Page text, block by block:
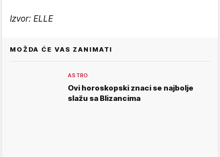
Izvor: ELLE
MOŽDA ĆE VAS ZANIMATI
ASTRO
Ovi horoskopski znaci se najbolje
slažu sa Blizancima